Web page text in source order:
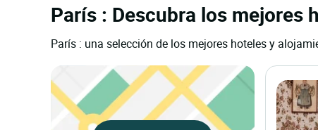
París : Descubra los mejores
París : una selección de los mejores hoteles y